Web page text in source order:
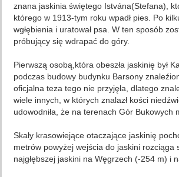
znana jaskinia świętego Istvána(Stefana),
którego w 1913-tym roku wpadł pies. Po
wgłębienia i uratował psa. W ten sposób
próbujący się wdrapać do góry.
Pierwszą osobą,która obeszła jaskinię był
podczas budowy budynku Barsony
oficjalna teza tego nie przyjęła, dlatego
wiele innych, w których znalazł kości
udowodniła, że na terenach Gór Bukowych
Skały krasowiejące otaczające jaskinię
metrów powyżej wejścia do jaskini rozciąga
najgłębszej jaskini na Węgrzech (-254 m) i